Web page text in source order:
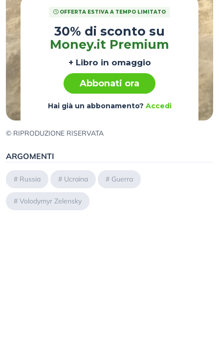
OFFERTA ESTIVA A TEMPO LIMITATO
30% di sconto su
Money.it Premium
+ Libro in omaggio
Abbonati ora
Hai già un abbonamento? Accedi
© RIPRODUZIONE RISERVATA
ARGOMENTI
# Russia # Ucraina # Guerra
# Volodymyr Zelensky